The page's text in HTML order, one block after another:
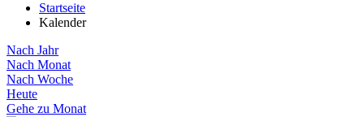
Startseite
Kalender
Nach Jahr
Nach Monat
Nach Woche
Heute
Gehe zu Monat